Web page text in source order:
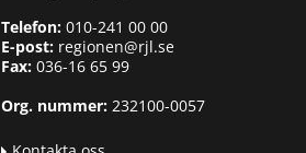
Telefon: 010-241 00 00
E-post: regionen@rjl.se
Fax:036-16 65 99
Org. nummer: 232100-0057